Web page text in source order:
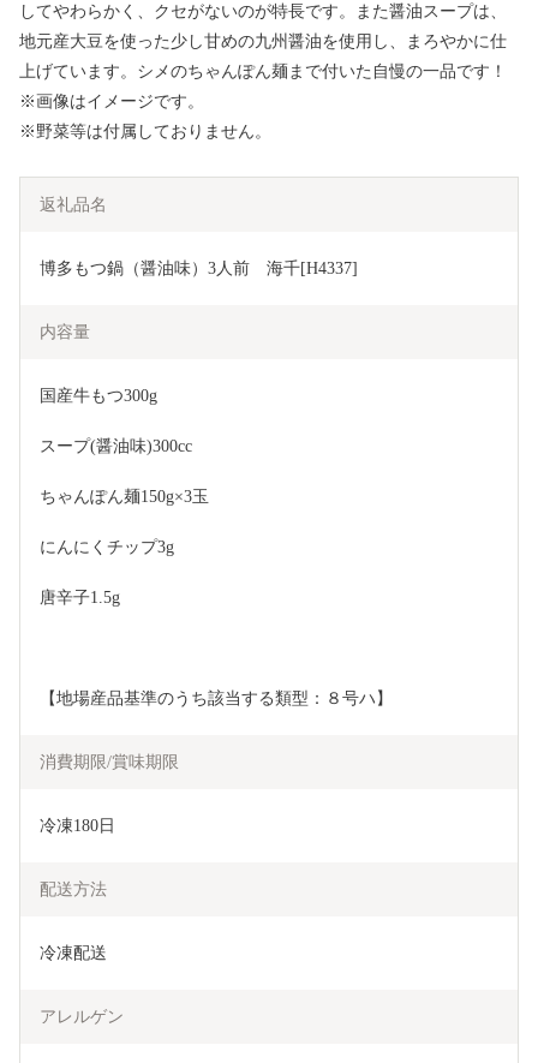
してやわらかく、クセがないのが特長です。また醤油スープは、
地元産大豆を使った少し甘めの九州醤油を使用し、まろやかに仕
上げています。シメのちゃんぽん麺まで付いた自慢の一品です！
※画像はイメージです。
※野菜等は付属しておりません。
返礼品名
博多もつ鍋（醤油味）3人前　海千[H4337]
内容量
国産牛もつ300g
スープ(醤油味)300cc
ちゃんぽん麺150g×3玉
にんにくチップ3g
唐辛子1.5g
【地場産品基準のうち該当する類型：８号ハ】
消費期限/賞味期限
冷凍180日
配送方法
冷凍配送
アレルゲン